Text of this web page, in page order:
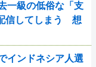
一級の低俗な「支
信してしまう 想
インドネシア人選